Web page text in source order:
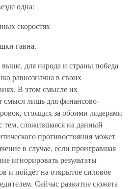
одна:
скоростях
гавна.
для народа и страны победа
равнозначна в своих
В этом смысле их
смысл лишь для финансово-
стоящих за обоими лидерами
тем, сложившаяся на данный
противостояния может
в случае, если проигравшая
игнорировать результаты
и пойдёт на открытое силовое
Сейчас развитие сюжета